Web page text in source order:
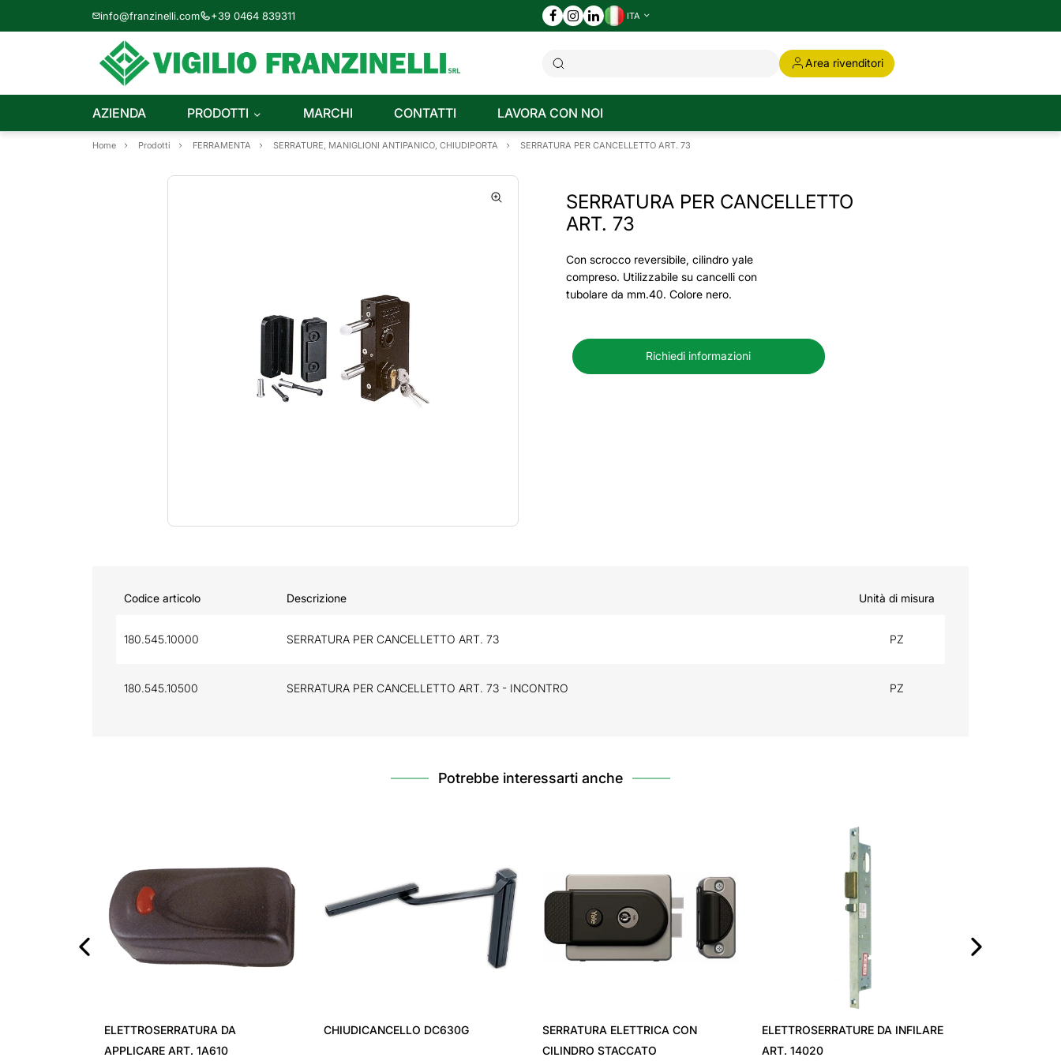
info@franzinelli.com +39 0464 839311 ITA
Area rivenditori
AZIENDA PRODOTTI MARCHI CONTATTI LAVORA CON NOI
Home Prodotti FERRAMENTA SERRATURE, MANIGLIONI ANTIPANICO, CHIUDIPORTA SERRATURA PER CANCELLETTO ART. 73
SERRATURA PER CANCELLETTO
ART. 73
Con scrocco reversibile, cilindro yale
compreso. Utilizzabile su cancelli con
tubolare da mm.40. Colore nero.
Richiedi informazioni
Codice articolo Descrizione Unità di misura
180.545.10000 SERRATURA PER CANCELLETTO ART. 73 PZ
180.545.10500 SERRATURA PER CANCELLETTO ART. 73 - INCONTRO PZ
Potrebbe interessarti anche
ELETTROSERRATURA DA
APPLICARE ART. 1A610
CHIUDICANCELLO DC630G
SERRATURA ELETTRICA CON
CILINDRO STACCATO
ELETTROSERRATURE DA INFILARE
ART. 14020